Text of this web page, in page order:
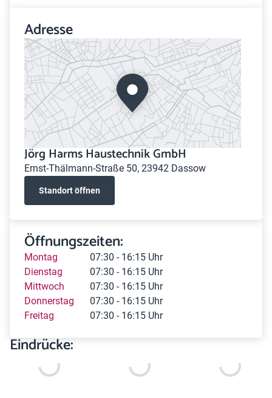
Adresse
Jörg Harms Haustechnik GmbH
Ernst-Thälmann-Straße 50, 23942 Dassow
Standort öffnen
Öffnungszeiten:
Montag
07:30 - 16:15 Uhr
Dienstag
07:30 - 16:15 Uhr
Mittwoch
07:30 - 16:15 Uhr
Donnerstag
07:30 - 16:15 Uhr
Freitag
07:30 - 16:15 Uhr
Eindrücke: